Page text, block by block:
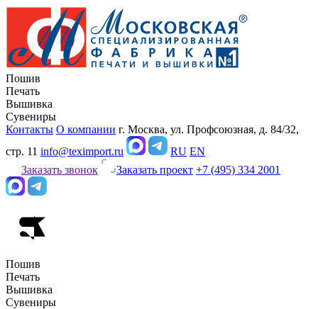
Пошив
Печать
Вышивка
Сувениры
Контакты О компании г. Москва, ул. Профсоюзная, д. 84/32,
стр. 11 info@teximport.ru RU EN
Заказать звонок
Заказать проект +7 (495) 334 2001
Пошив
Печать
Вышивка
Сувениры